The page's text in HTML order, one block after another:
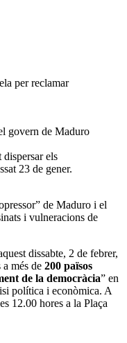
dispersar els
23 de gener.
de Maduro i el
i vulneracions de
dissabte, 2 de febrer,
més de 200 països
de la democràcia” en
política i econòmica. A
12.00 hores a la Plaça